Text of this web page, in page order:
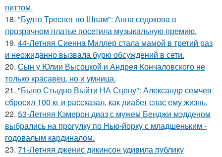
питтом.
18. "Будто Треснет по Швам": Анна седокова в
прозрачном платье посетила музыкальную премию.
19. 44-Летняя Сиенна Миллер стала мамой в третий раз
и неожиданно вызвала бурю обсуждений в сети.
20. Сын у Юлии Высоцкой и Андрея Кончаловского не
только красавец, но и умница.
21. "Было Стыдно Выйти НА Сцену": Александр семчев
сбросил 100 кг и рассказал, как диабет спас ему жизнь.
22. 53-Летняя Кэмерон диаз с мужем Бенджи мэдденом
выбрались на прогулку по Нью-йорку с младшеньким -
годовалым кардиналом.
23. 71-Летняя дженис дикинсон удивила публику